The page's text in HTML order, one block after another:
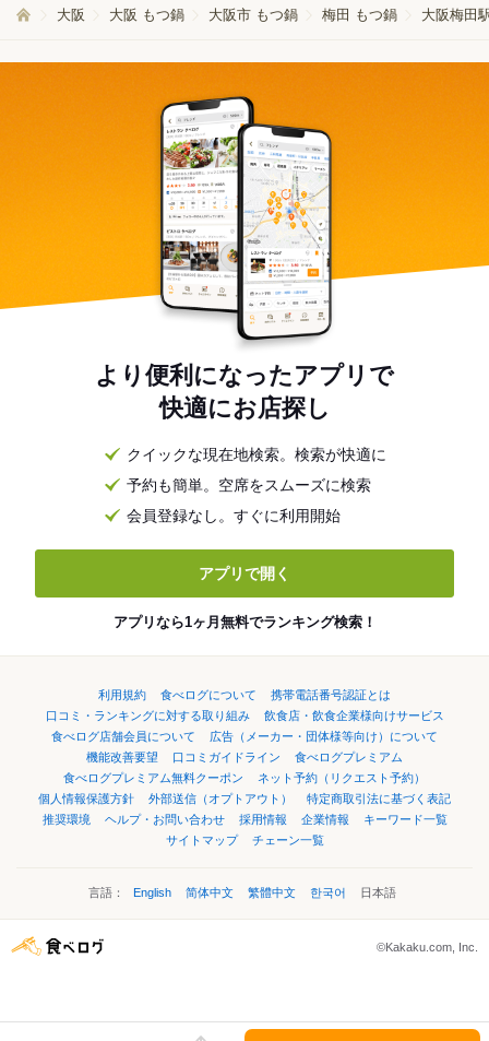
大阪 大阪 もつ鍋 大阪市 もつ鍋 梅田 もつ鍋 大阪梅田
より便利になったアプリで
快適にお店探し
クイックな現在地検索。検索が快適に
予約も簡単。空席をスムーズに検索
会員登録なし。すぐに利用開始
アプリで開く
アプリなら1ヶ月無料でランキング検索！
利用規約 食べログについて
携帯電話番号認証とは
口コミ・ランキングに対する取り組み
飲食店・飲食企業様向けサービス
食べログ店舗会員について
広告（メーカー・団体様等向け）について
機能改善要望
口コミガイドライン
食べログプレミアム
食べログプレミアム無料クーポン
ネット予約（リクエスト予約）
個人情報保護方針
外部送信（オプトアウト）
特定商取引法に基づく表記
推奨環境
ヘルプ・お問い合わせ 採用情報 企業情報
キーワード一覧
サイトマップ
チェーン一覧
言語： English 简体中文 繁體中文 한국어 日本語
©Kakaku.com, Inc.